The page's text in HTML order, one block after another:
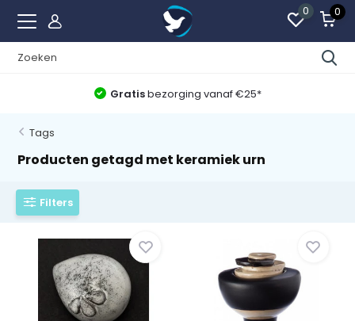
0 0
Gratisbezorging vanaf €25*
Tags
Producten getagd met keramiek urn
Filters